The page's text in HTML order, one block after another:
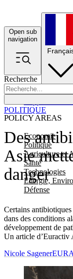
Open sub
navigation
Recherche
POLICY AREAS
Economie
Politique
Agriculture et
Santé
Technologies
Energie,
Défense
Des
Asie
danger
Certains
dans des conditions
développement de
Un article d’Euractiv
POLITIQUE
Nicole Sagener